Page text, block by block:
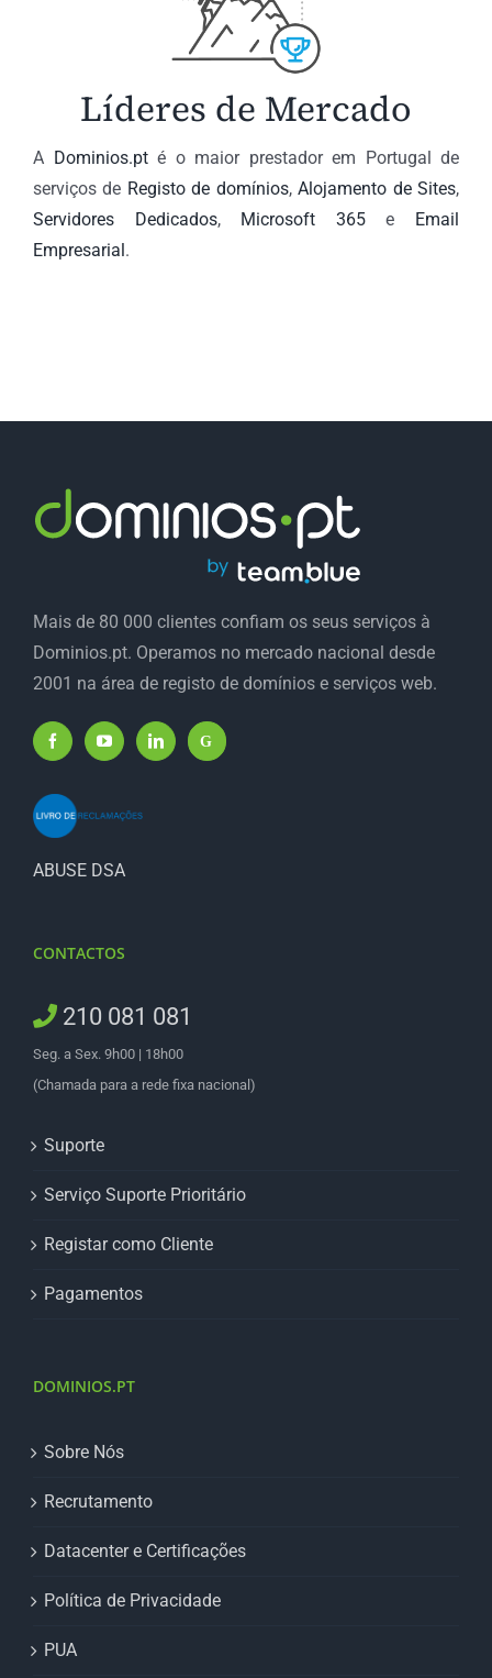
Líderes de Mercado
A Dominios.pté o maior prestador em Portugal de
serviços de Registo de domínios,Alojamento de Sites,
Servidores Dedicados, Microsoft 365e Email
Empresarial.
Mais de 80 000 clientes confiam os seus serviços à
Dominios.pt. Operamos no mercado nacional desde
2001 na área de registo de domínios e serviços web.
ABUSE DSA
CONTACTOS
210 081 081
Seg. a Sex. 9h00 | 18h00
(Chamada para a rede fixa nacional)
Suporte
Serviço Suporte Prioritário
Registar como Cliente
Pagamentos
DOMINIOS.PT
Sobre Nós
Recrutamento
Datacenter e Certificações
Política de Privacidade
PUA